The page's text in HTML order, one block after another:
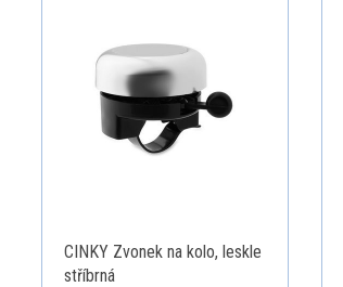
CINKY Zvonek na kolo, leskle
stříbrná